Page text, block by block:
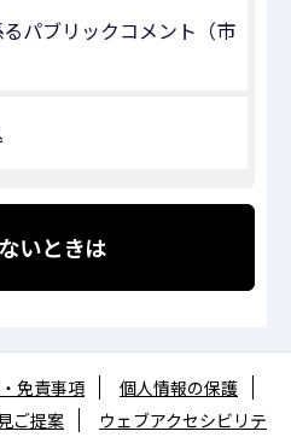
パブリックコメント（市
いときは
免責事項
個人情報の保護
ご提案
ウェブアクセシビリテ